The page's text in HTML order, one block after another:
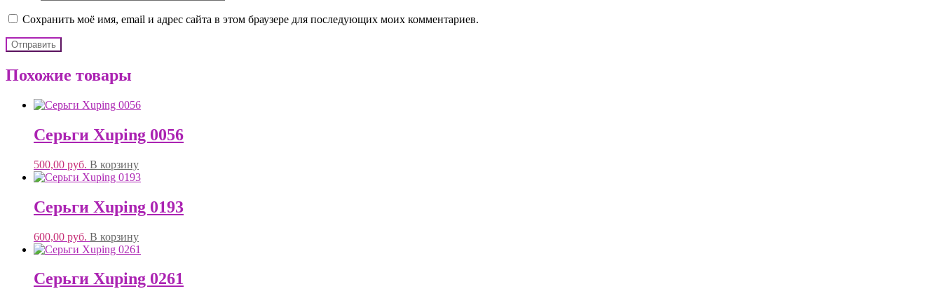
Сохранить моё имя, email и адрес сайта в этом браузере для последующих моих комментариев.
Похожие товары
Серьги Xuping 0056
500,00 руб. В корзину
Серьги Xuping 0193
600,00 руб. В корзину
Серьги Xuping 0261